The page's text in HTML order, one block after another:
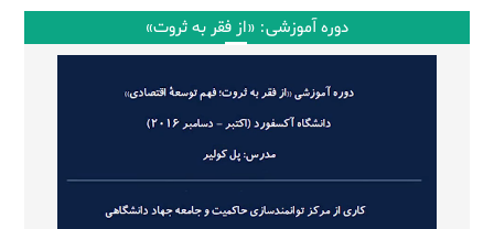
دوره آموزشی: «از فقر به ثروت»